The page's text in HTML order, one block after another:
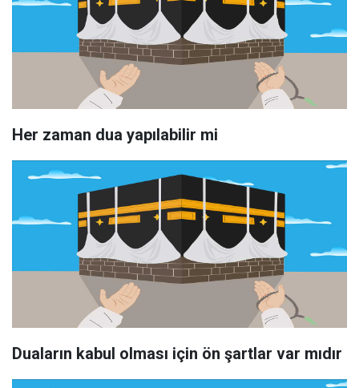
Her zaman dua yapılabilir mi
Duaların kabul olması için ön şartlar var mıdır